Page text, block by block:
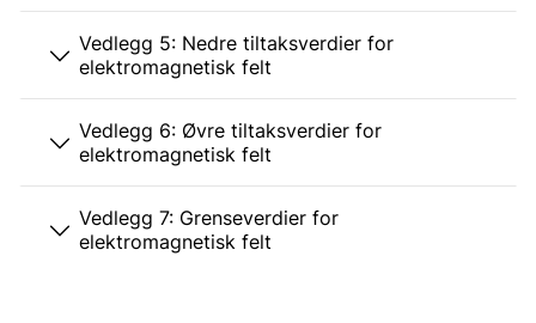
Vedlegg 5: Nedre tiltaksverdier for
elektromagnetisk felt
Vedlegg 6: Øvre tiltaksverdier for
elektromagnetisk felt
Vedlegg 7: Grenseverdier for
elektromagnetisk felt